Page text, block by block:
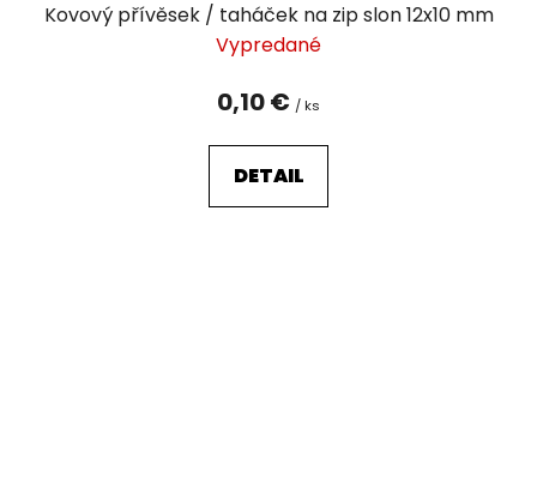
Kovový přívěsek / taháček na zip slon 12x10 mm
Vypredané
0,10 € / ks
DETAIL